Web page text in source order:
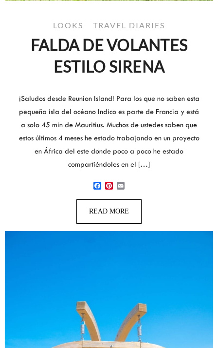
LOOKS TRAVEL DIARIES
FALDA DE VOLANTES
ESTILO SIRENA
¡Saludos desde Reunion Island! Para los que no saben esta
pequeña isla del océano Indico es parte de Francia y está
a solo 45 min de Mauritius. Muchos de ustedes saben que
estos últimos 4 meses he estado trabajando en un proyecto
en África del este donde poco a poco he estado
compartiéndoles en el […]
READ MORE